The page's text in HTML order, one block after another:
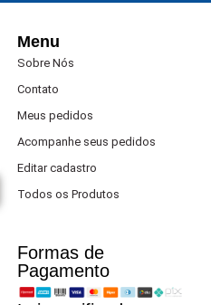
Menu
Sobre Nós
Contato
Meus pedidos
Acompanhe seus pedidos
Editar cadastro
Todos os Produtos
Formas de
Pagamento​